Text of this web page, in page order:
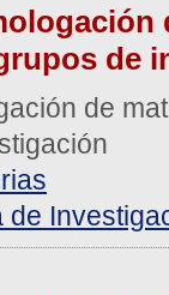
de
de
de